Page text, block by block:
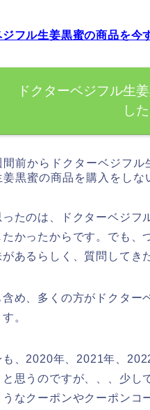
ジフル生姜黒蜜の商品を
ドクターベジフル生
し
前からドクターベジフ
黒蜜の商品を購入をしな
たのは、ドクターベジフ
たかったからです。でも
あるらしく、質問してき
め、多くの方がドクター
。
、2020年、2021年、
思うのですが、、、少し
なクーポンやクーポンコ